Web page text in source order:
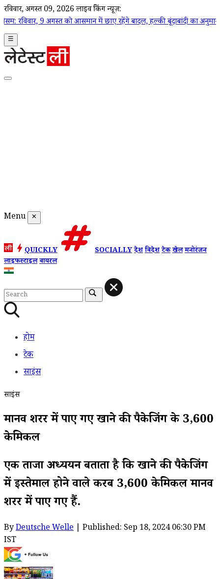
रविवार, अगस्त 09, 2026 लाइव ब्रेकिंग न्यूज़:
को आसमान में छाए रहेंगे बादल, हल्की बूंदाबांदी का अनुमान|मुंबई आज का
☰
Menu ✕
QUICKLY SOCIALLYदेशविदेशटेकखेलमनोरंजन
लाइफस्टाइलवायरल
होम
टेक
साइंस
साइंस
मानव शरीर में पाए गए खाने की पैकेजिंग के 3,600
केमिकल
एक ताजा अध्ययन बताता है कि खाने की पैकेजिंग
में इस्तेमाल होने वाले करीब 3,600 केमिकल मानव
शरीर में पाए गए हैं.
ByDeutsche Welle | Published: Sep 18, 2024 06:30 PM
IST